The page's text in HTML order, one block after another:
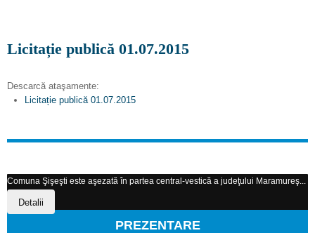
Licitație publică 01.07.2015
Descarcă ataşamente:
Licitație publică 01.07.2015
Comuna Şişeşti este aşezată în partea central-vestică a judeţului Maramureş...
Detalii
PREZENTARE